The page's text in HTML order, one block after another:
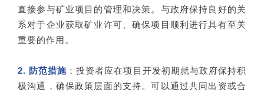
直接参与矿业项目的管理和决策。与政府保持良好的关
系对于企业获取矿业许可、确保项目顺利进行具有至关
重要的作用。
2. 防范措施 ：投资者应在项目开发初期就与政府保持积
极沟通，确保政策层面的支持。可以通过共同出资或合